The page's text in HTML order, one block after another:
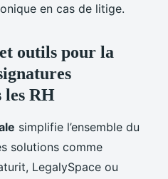
en cas de litige.
outils pour la
les RH
simplifie l’ensemble du
solutions comme
LegalySpace ou